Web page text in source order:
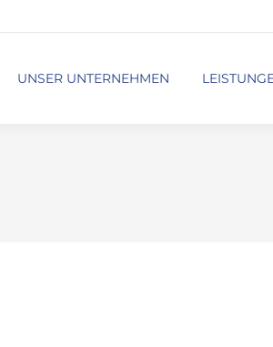
UNSER UNTERNEHMEN